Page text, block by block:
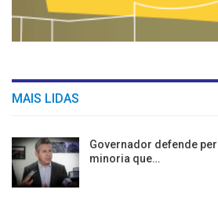
MAIS LIDAS
Governador defende
minoria que…